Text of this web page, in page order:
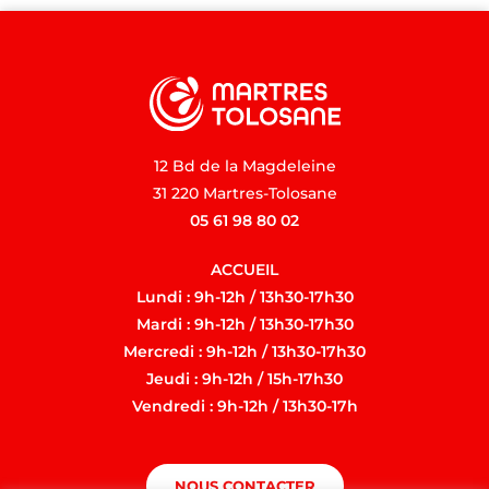
12 Bd de la Magdeleine
31 220 Martres-Tolosane
05 61 98 80 02
ACCUEIL
Lundi : 9h-12h / 13h30-17h30
Mardi : 9h-12h / 13h30-17h30
Mercredi : 9h-12h / 13h30-17h30
Jeudi : 9h-12h / 15h-17h30
Vendredi : 9h-12h / 13h30-17h